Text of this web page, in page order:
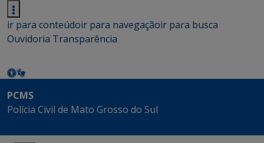
ir para conteúdoir para navegaçãoir para busca
Ouvidoria Transparência
PCMS
Polícia Civil de Mato Grosso do Sul